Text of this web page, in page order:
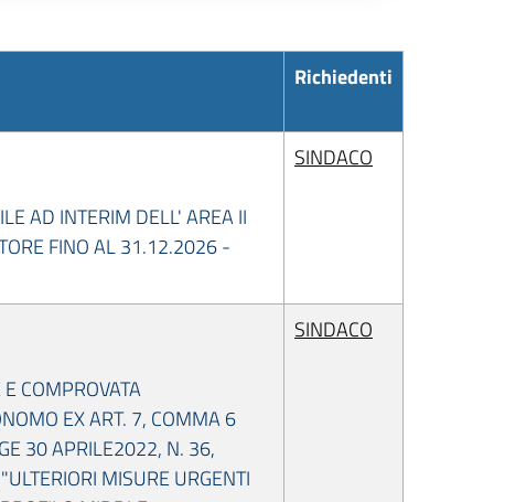
Richiedenti
AD INTERIM DELL' AREA II
FINO AL 31.12.2026 -
SINDACO
COMPROVATA
EX ART. 7, COMMA 6
30 APRILE2022, N. 36,
MISURE URGENTI
SINDACO